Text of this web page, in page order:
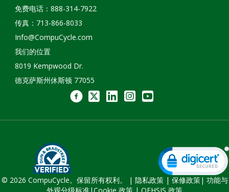
免费电话：888-314-7922
传真：713-866-8033
Info@CompuCycle.com
我们的位置
8019 Kempwood Dr.
德克萨斯州休斯顿 77055
© 2026 CompuCycle。保留所有权利。 | 隐私政策| 保修政策| 功能与